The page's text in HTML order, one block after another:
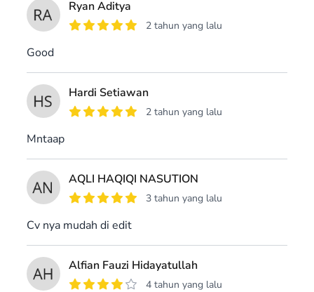
Ryan Aditya
2 tahun yang lalu
Good
Hardi Setiawan
2 tahun yang lalu
Mntaap
AQLI HAQIQI NASUTION
3 tahun yang lalu
Cv nya mudah di edit
Alfian Fauzi Hidayatullah
4 tahun yang lalu